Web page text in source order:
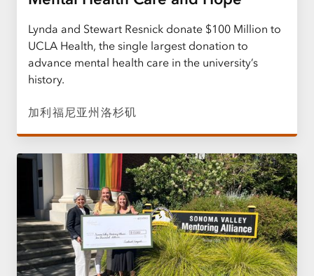
Lynda and Stewart Resnick donate $100 Million to
UCLA Health, the single largest donation to
advance mental health care in the university’s
history.
加利福尼亚州洛杉矶